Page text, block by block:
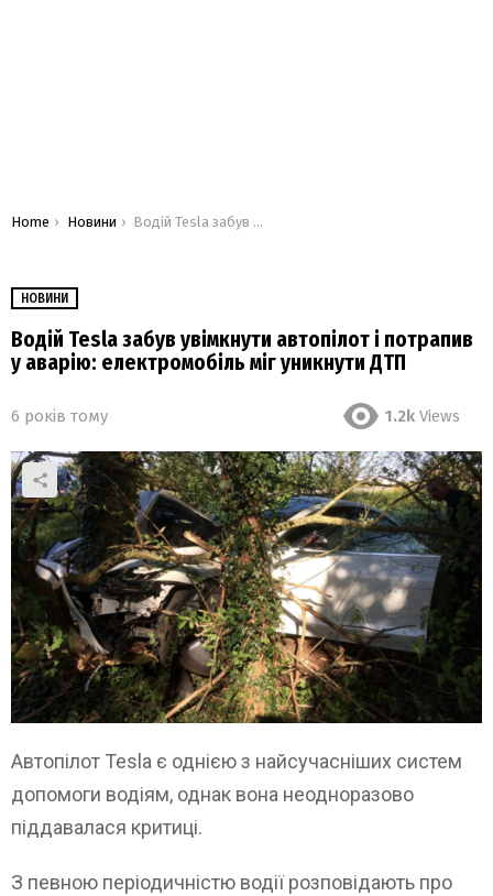
You are here:
Home Новини Водій Tesla забув увімкнути автопілот і потрапив у аварію: електромобіль міг уникнути ДТП
НОВИНИ
Водій Tesla забув увімкнути автопілот і потрапив
у аварію: електромобіль міг уникнути ДТП
6 років тому 1.2k Views
Автопілот Tesla є однією з найсучасніших систем
допомоги водіям, однак вона неодноразово
піддавалася критиці.
З певною періодичністю водії розповідають про